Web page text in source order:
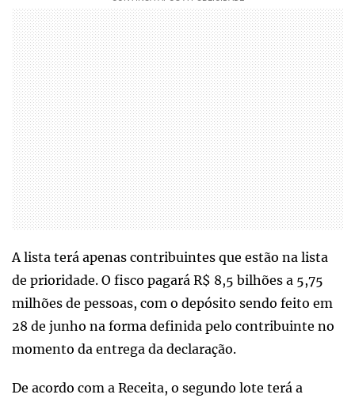
A lista terá apenas contribuintes que estão na lista
de prioridade. O fisco pagará R$ 8,5 bilhões a 5,75
milhões de pessoas, com o depósito sendo feito em
28 de junho na forma definida pelo contribuinte no
momento da entrega da declaração.
De acordo com a Receita, o segundo lote terá a